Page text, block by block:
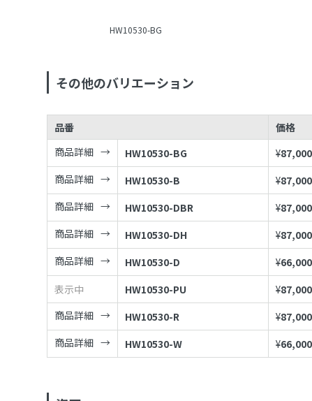
HW10530-BG
その他のバリエーション
品番 価格
商品詳細
HW10530-BG ¥87,000
商品詳細
HW10530-B ¥87,000
商品詳細
HW10530-DBR ¥87,000
商品詳細
HW10530-DH ¥87,000
商品詳細
HW10530-D ¥66,000
表示中
HW10530-PU ¥87,000
商品詳細
HW10530-R ¥87,000
商品詳細
HW10530-W ¥66,000